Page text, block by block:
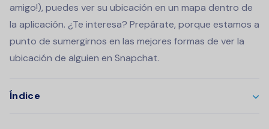
amigo!), puedes ver su ubicación en un mapa dentro de
la aplicación. ¿Te interesa? Prepárate, porque estamos a
punto de sumergirnos en las mejores formas de ver la
ubicación de alguien en Snapchat.
Índice